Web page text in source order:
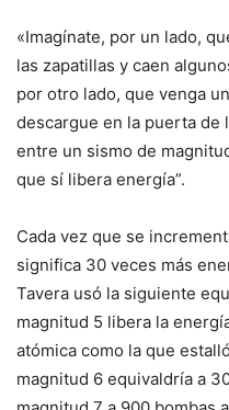
«Imagínate, por un lado,
las zapatillas y caen
por otro lado, que venga
descargue en la puerta de
entre un sismo de
que sí libera energía”.
Cada vez que se
significa 30 veces más
Tavera usó la siguiente
magnitud 5 libera la
atómica como la que
magnitud 6 equivaldría a